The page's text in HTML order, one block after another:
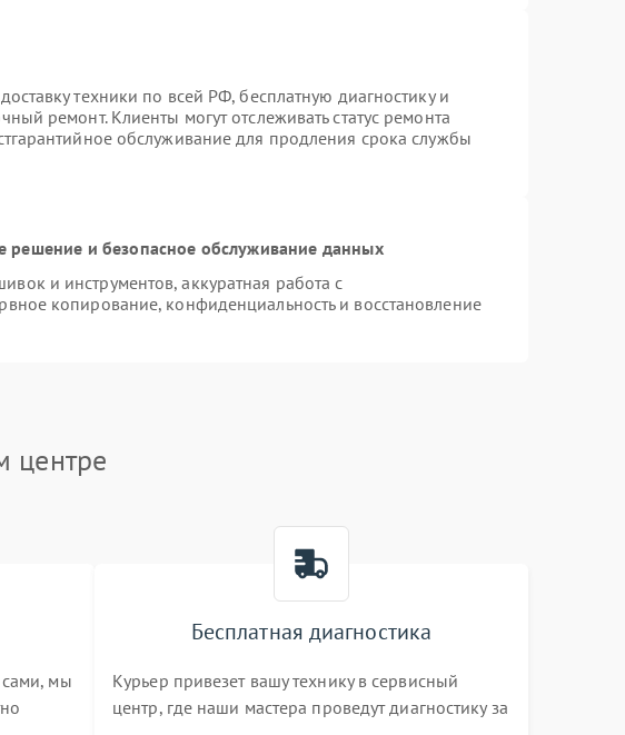
техники по всей РФ, бесплатную диагностику и
ремонт. Клиенты могут отслеживать статус ремонта
обслуживание для продления срока службы
и безопасное обслуживание данных
и инструментов, аккуратная работа с
копирование, конфиденциальность и восстановление
центре
сами, мы
Бесплатная диагностика
Курьер привезет вашу технику в сервисный
центр, где наши мастера проведут диагностику за